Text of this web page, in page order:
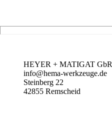
HEYER + MATIGAT GbR
info@hema-werkzeuge.de
Steinberg 22
42855 Remscheid